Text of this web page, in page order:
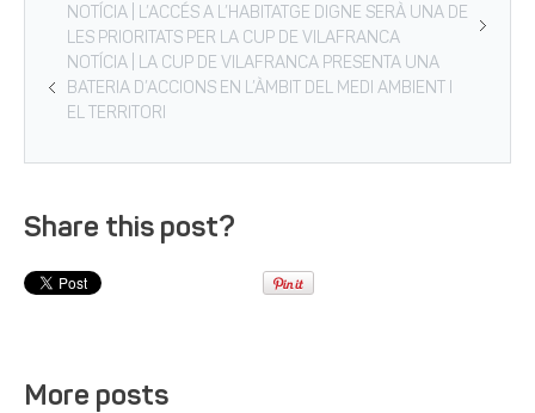
NOTÍCIA | L’ACCÉS A L’HABITATGE DIGNE SERÀ UNA DE
LES PRIORITATS PER LA CUP DE VILAFRANCA
NOTÍCIA | LA CUP DE VILAFRANCA PRESENTA UNA
BATERIA D’ACCIONS EN L’ÀMBIT DEL MEDI AMBIENT I
EL TERRITORI
Share this post?
More posts